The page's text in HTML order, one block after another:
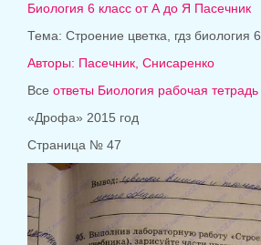
Биология 6 класс от А до Я Пасечник
Тема: Строение цветка, гдз биология 6
Авторы: Пасечник, Снисаренко
Все ответы Биология рабочая тетрадь
«Дрофа» 2015 год
Страница № 47